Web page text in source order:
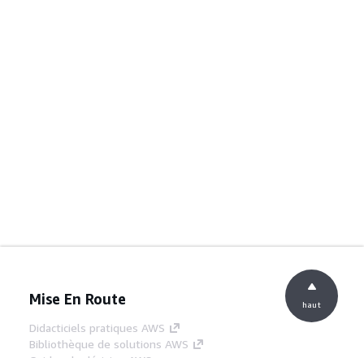
Mise En Route
Didacticiels pratiques AWS
Bibliothèque de solutions AWS
haut